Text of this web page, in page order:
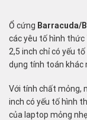
Ổ cứng Barracuda/
các yêu tố hình thức
2,5 inch chỉ có yếu
dụng tính toán khác
Với tính chất mỏng,
inch có yếu tố hình
của laptop mỏng nhẹ